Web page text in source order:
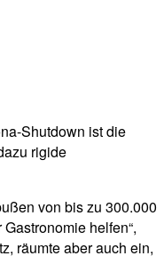
Shutdown ist die
rigide
von bis zu 300.000
helfen“,
räumte aber auch ein,